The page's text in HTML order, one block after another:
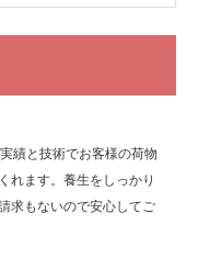
績と技術でお客様の荷物
れます。養生をしっかり
求もないので安心してご